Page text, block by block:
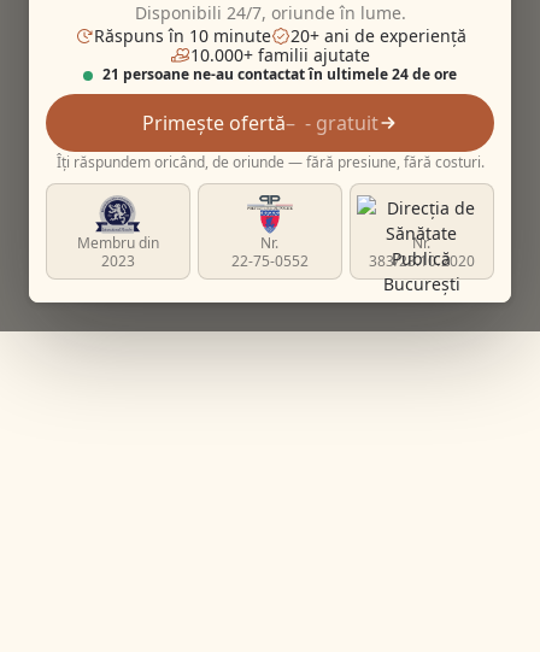
Disponibili 24/7, oriunde în lume.
Răspuns în 10 minute
20+ ani de experiență
10.000+ familii ajutate
21 persoane ne-au contactat în ultimele 24 de ore
Primește ofertă - gratuit
Îți răspundem oricând, de oriunde — fără presiune, fără costuri.
Membru din
2023
Nr.
22-75-0552
Nr.
383/23.10.2020